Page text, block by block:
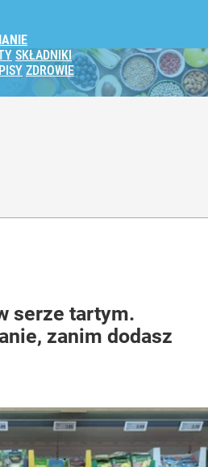
SKŁADNIKI
ZDROWIE
serze tartym.
zanim dodasz